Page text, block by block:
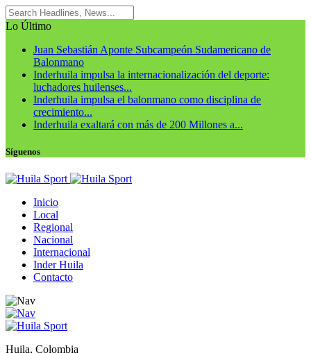
Lo Último
Juan Sebastián Aponte Subcampeón Sudamericano de
Balonmano
Inderhuila impulsa la internacionalización del deporte:
luchadores huilenses...
Inderhuila impulsa el balonmano como disciplina de
crecimiento...
Inderhuila exaltará con más de 200 Millones a...
Síguenos
Inicio
Local
Regional
Nacional
Internacional
Inder Huila
Contacto
Huila, Colombia